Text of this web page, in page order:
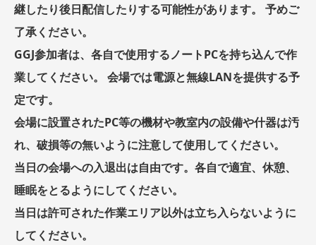
継したり後日配信したりする可能性があります。 予めご
了承ください。
GGJ参加者は、各自で使用するノートPCを持ち込んで作
業してください。 会場では電源と無線LANを提供する予
定です。
会場に設置されたPC等の機材や教室内の設備や什器は汚
れ、破損等の無いように注意して使用してください。
当日の会場への入退出は自由です。各自で適宜、休憩、
睡眠をとるようにしてください。
当日は許可された作業エリア以外は立ち入らないように
してください。